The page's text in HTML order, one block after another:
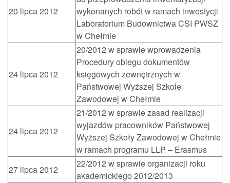
20 lipca 2012
wykonanych robót w ramach inwestycji
Laboratorium Budownictwa CSI PWSZ
w Chełmie
24 lipca 2012
20/2012 w sprawie wprowadzenia
Procedury obiegu dokumentów
księgowych zewnętrznych w
Państwowej Wyższej Szkole
Zawodowej w Chełmie
24 lipca 2012
21/2012 w sprawie zasad realizacji
wyjazdów pracowników Państwowej
Wyższej Szkoły Zawodowej w Chełmie
w ramach programu LLP – Erasmus
27 lipca 2012
22/2012 w sprawie organizacji roku
akademickiego 2012/2013